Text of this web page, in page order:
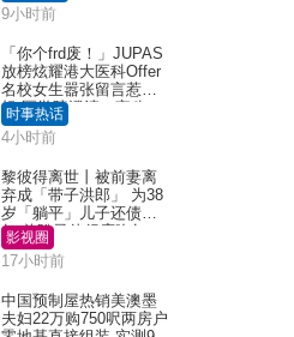
9小时前
「你个frd废！」JUPAS
放榜炫耀港大医科Offer
名校女生嚣张留言惹众
怒 医学院澄清：宣称
「40.5分获录取」不符事
实｜Juicy叮
时事热话
4小时前
黎彼得离世丨被前妻离
弃成「带子洪郎」 为38
岁「躺平」儿子还债多
年 曾盼寻伴侣度晚年
影视圈
17小时前
中国预制屋热销美澳墨
夫妇22万购750呎两房户